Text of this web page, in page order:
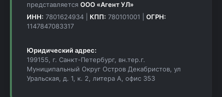
представляется ООО «Агент УЛ»
ИНН: 7801624934 | КПП: 780101001 | ОГРН:
1147847083317
Юридический адрес:
199155, г. Санкт-Петербург, вн.тер.г.
Муниципальный Округ Остров Декабристов, ул
Уральская, д. 1, к. 2, литера А, офис 353